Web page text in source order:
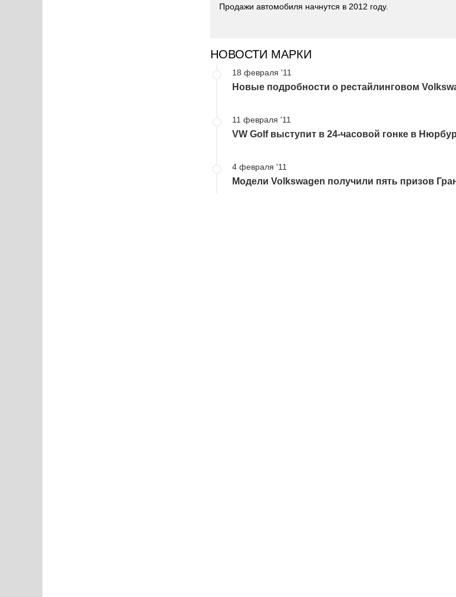
Продажи автомобиля начнутся в 2012 году.
НОВОСТИ МАРКИ
18 февраля '11
Новые подробности о рестайлинговом
11 февраля '11
VW Golf выступит в 24-часовой гонке в
4 февраля '11
Модели Volkswagen получили пять призов